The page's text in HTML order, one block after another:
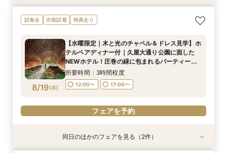
8/17(月)
会食会プラン相談会【30名〜】上質ホテルウェ
ディング
12:00〜 17:00〜
フェアを予約
8/17(月)
上質ホテルW体験！限定優待有！2万円相当ペア
ディナー付フェア｜久屋大通り公園に面した
場をチェック！
所要時間：3時間程度
12:00〜 17:00〜
フェアを予約
試食会 衣装試着 特典あり
8/19(水)
【水曜限定｜木と光のチャペル＆ドレス見学】ホ
テルペアディナー付｜久屋大通り公園に面した
NEWホテル！圧巻の緑に包まれるパーティー会
場をチェック！
所要時間：3時間程度
12:00〜 17:00〜
フェアを予約
衣装試着 特典あり
衣装試着 特典あり
同日のほかのフェアを見る（2件）